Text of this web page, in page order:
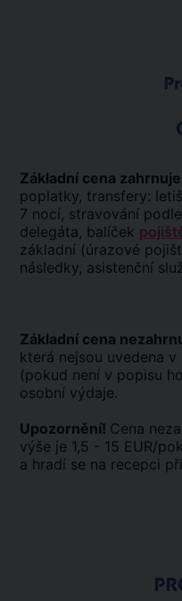
Základní cena
poplatky, transfery:
7 nocí, stravování
delegáta, balíček
základní (úrazové
následky, asistenční
Základní cena
která nejsou uvedena
(pokud není v popisu
osobní výdaje.
Upozornění! Cena
výše je 1,5 - 15 EUR/
a hradí se na recepci